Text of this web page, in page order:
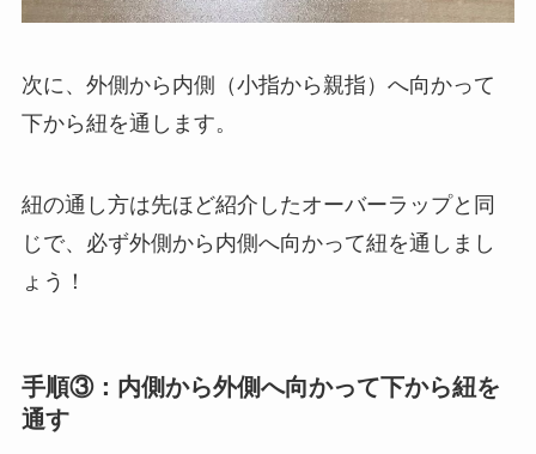
次に、外側から内側（小指から親指）へ向かって
下から紐を通します。
紐の通し方は先ほど紹介したオーバーラップと同
じで、必ず外側から内側へ向かって紐を通しまし
ょう！
手順③：内側から外側へ向かって下から紐を
通す